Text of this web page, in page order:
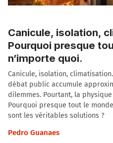
Canicule, isolation,
Pourquoi presque
n’importe quoi.
Canicule, isolation,
débat public accumule
dilemmes. Pourtant, la
Pourquoi presque tout le
sont les véritables solutions ?
Pedro Guanaes